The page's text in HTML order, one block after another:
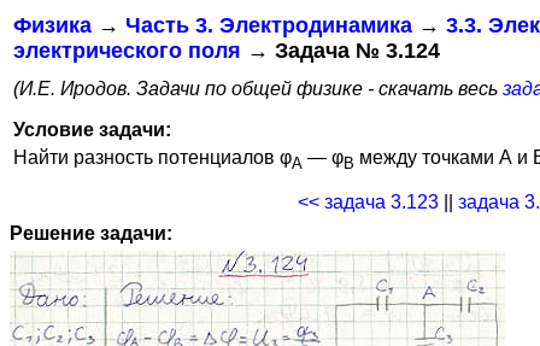
Физика → Часть 3. Электродинамика → 3.3.
электрического поля → Задача № 3.124
(И.Е. Иродов. Задачи по общей физике - скачать весь
Условие задачи:
Найти разность потенциалов φA — φB между точками А и
<< задача 3.123
задача
Решение задачи: